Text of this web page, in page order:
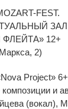
FEST.
» 12+
2)
Nova Project»
и
(вокал),